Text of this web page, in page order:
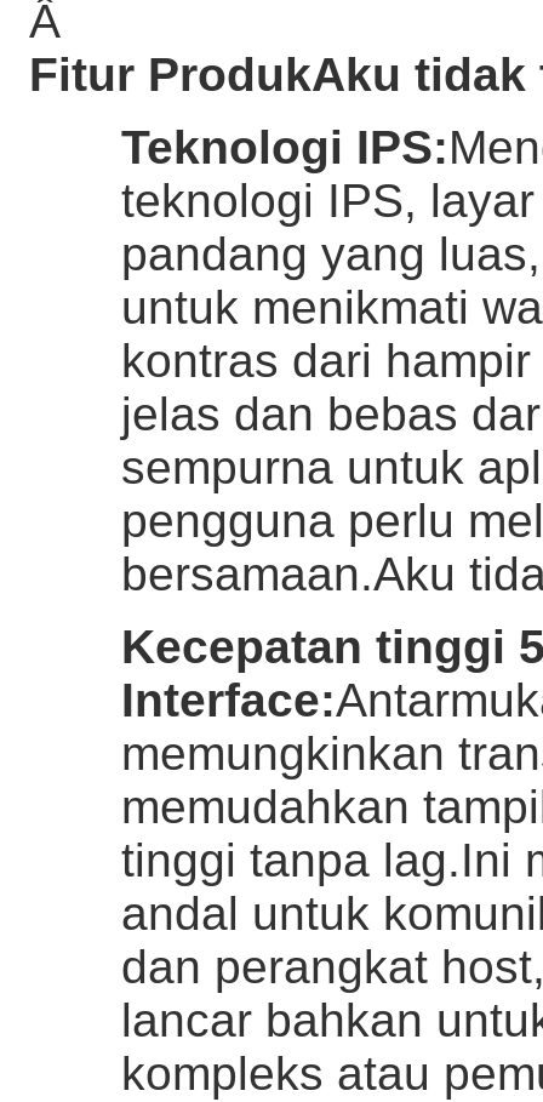
Â
Fitur ProdukAku tidak
Teknologi IPS:
teknologi IPS,
pandang yang
untuk menikmati
kontras dari
jelas dan bebas
sempurna untuk
pengguna perlu
bersamaan.Aku
Kecepatan tinggi
Interface:
memungkinkan
memudahkan
tinggi tanpa lag.Ini
andal untuk
dan perangkat
lancar bahkan
kompleks atau